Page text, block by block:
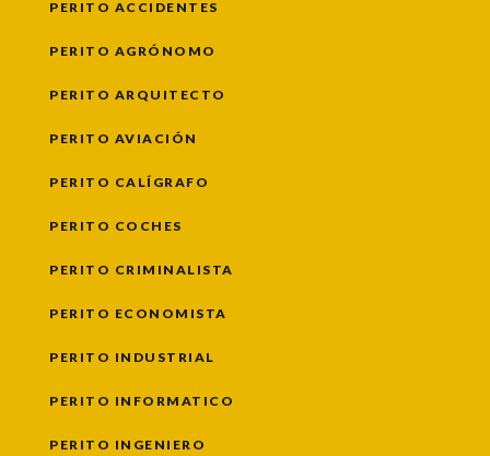
PERITO ACCIDENTES
PERITO AGRÓNOMO
PERITO ARQUITECTO
PERITO AVIACIÓN
PERITO CALÍGRAFO
PERITO COCHES
PERITO CRIMINALISTA
PERITO ECONOMISTA
PERITO INDUSTRIAL
PERITO INFORMATICO
PERITO INGENIERO